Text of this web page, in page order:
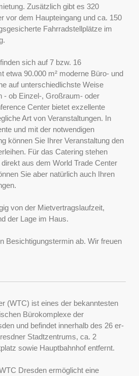
Zusätzlich gibt es 320
vor dem Haupteingang und ca. 150
Fahrradstellplätze im
sich auf 7 bzw. 16
etwa 90.000 m² moderne Büro- und
auf unterschiedlichste Weise
- ob Einzel-, Großraum- oder
Center bietet exzellente
Art von Veranstaltungen. In
und mit der notwendigen
können Sie Ihrer Veranstaltung den
Für das Catering stehen
aus dem World Trade Center
Sie aber natürlich auch Ihren
von der Mietvertragslaufzeit,
der Lage im Haus.
Besichtigungstermin ab. Wir freuen
(WTC) ist eines der bekanntesten
Bürokomplexe der
und befindet innerhalb des 26 er-
Stadtzentrums, ca. 2
sowie Hauptbahnhof entfernt.
Dresden ermöglicht eine